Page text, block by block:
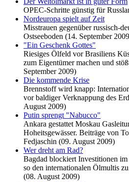
OPEC-Schritte günstig für
Nordeuropa spielt auf Zeit
Misstrauen gegenüber russisch-
Ostseeboden (14. September
"Ein Geschenk Gottes"
Riesiges Ölfeld vor Brasiliens
zum Eigentümer machen und
September 2009)
Die kommende Krise
Brennstoff wird knapp:
vor baldiger Verknappung des
August 2009)
Putin sprengt "Nabucco"
Ankara gestattet Moskau
Hoheitsgewässer. Beiträge von
Fedjaschin (09. August 2009)
Wer dreht am Rad?
Bagdad blockiert Investitionen
so den ­internationalen Ölmultis
(08. August 2009)